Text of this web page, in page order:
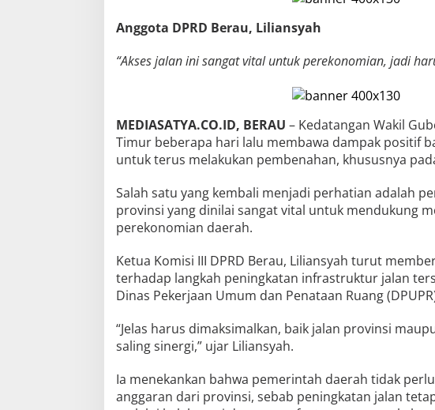
Anggota DPRD Berau, Liliansyah
“Akses jalan ini sangat vital untuk perekonomian, jadi
MEDIASATYA.CO.ID, BERAU – Kedatangan Wakil
Timur beberapa hari lalu membawa dampak positif
untuk terus melakukan pembenahan, khususnya
Salah satu yang kembali menjadi perhatian adalah
provinsi yang dinilai sangat vital untuk mendukung
perekonomian daerah.
Ketua Komisi III DPRD Berau, Liliansyah turut
terhadap langkah peningkatan infrastruktur jalan
Dinas Pekerjaan Umum dan Penataan Ruang
“Jelas harus dimaksimalkan, baik jalan provinsi
saling sinergi,” ujar Liliansyah.
Ia menekankan bahwa pemerintah daerah tidak
anggaran dari provinsi, sebab peningkatan jalan